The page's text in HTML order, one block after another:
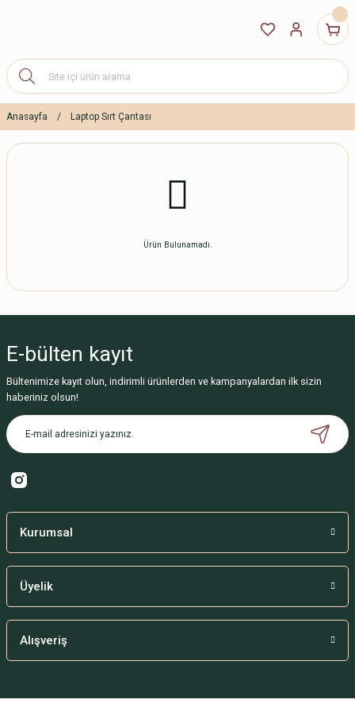
Anasayfa Laptop Sırt Çantası
Ürün Bulunamadı.
E-bülten kayıt
Bültenimize kayıt olun, indirimli ürünlerden ve kampanyalardan ilk sizin
haberiniz olsun!
Kurumsal
Üyelik
Alışveriş